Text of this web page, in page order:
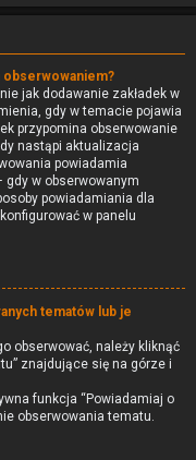
obserwowaniem?
jak dodawanie zakładek w
gdy w temacie pojawia
przypomina obserwowanie
nastąpi aktualizacja
powiadamia
gdy w obserwowanym
powiadamiania dla
w panelu
tematów lub je
obserwować, należy kliknąć
znajdujące się na górze i
funkcja “Powiadamiaj o
obserwowania tematu.